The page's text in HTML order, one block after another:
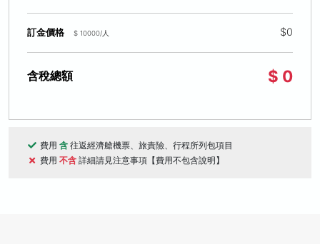
訂金價格 $ 10000/人 $0
含稅總額 $ 0
費用 含 往返經濟艙機票、旅責險、行程所列包項目
費用 不含 詳細請見注意事項【費用不包含說明】